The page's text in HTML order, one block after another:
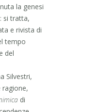
la genesi
si tratta,
e rivista di
tempo
del
Silvestri,
ragione,
di